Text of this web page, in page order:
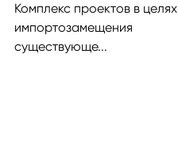
Комплекс проектов в целях
импортозамещения
существующе...